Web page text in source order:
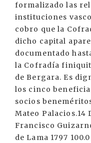
formalizado las
instituciones
cobro que la
dicho capital
documentado
la Cofradía
de Bergara. Es
los cinco
socios
Mateo Palacios.14
Francisco
de Lama 1797